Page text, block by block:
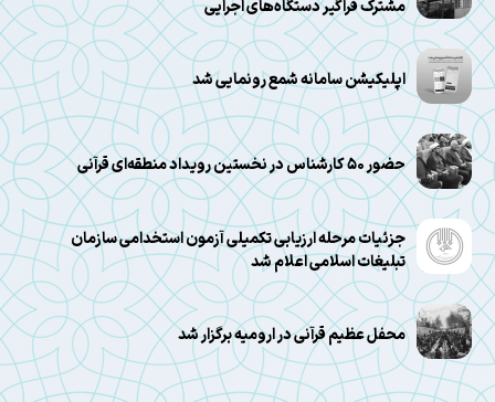
مشترک فراگیر دستگاه‌های اجرایی
اپلیکیشن سامانه شمع رونمایی شد
حضور ۵۰ کارشناس در نخستین رویداد منطقه‌ای قرآنی
جزئیات مرحله ارزیابی تکمیلی آزمون استخدامی سازمان
تبلیغات اسلامی اعلام شد
محفل عظیم قرآنی در ارومیه برگزار شد